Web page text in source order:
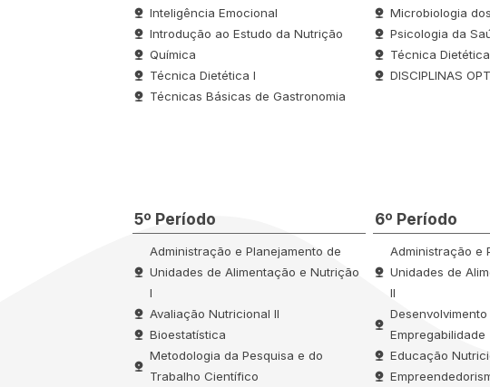
Inteligência Emocional
Introdução ao Estudo da Nutrição
Química
Técnica Dietética I
Técnicas Básicas de Gastronomia
Microbiologia
Psicologia da
Técnica Dietética
DISCIPLINAS
5º Período
Administração e Planejamento de
Unidades de Alimentação e Nutrição
I
Avaliação Nutricional II
Bioestatística
Metodologia da Pesquisa e do
Trabalho Científico
6º Período
Administração e
Unidades de
II
Empregabilidade
Educação